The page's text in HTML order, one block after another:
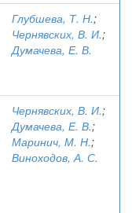
Глубшева, Т. Н.;
Чернявских, В. И.;
Думачева, Е. В.
Чернявских, В. И.;
Думачева, Е. В.;
Маринич, М. Н.;
Виноходов, А. С.